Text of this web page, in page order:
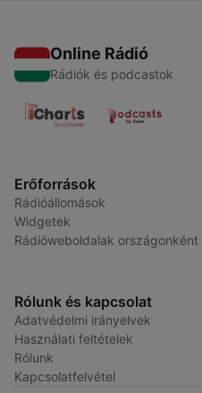
Online Rádió
Rádiók és podcastok
Erőforrások
Rádióállomások
Widgetek
Rádióweboldalak országonként
Rólunk és kapcsolat
Adatvédelmi irányelvek
Használati feltételek
Rólunk
Kapcsolatfelvétel